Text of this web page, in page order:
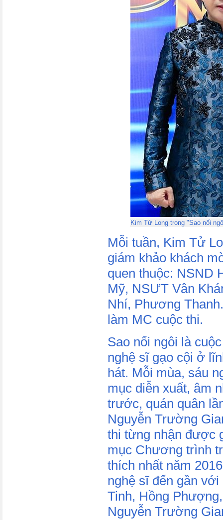
Kim Tử Long trong "Sao nối
Mỗi tuần, Kim Tử
giám khảo khách
quen thuộc: NSND
Mỹ, NSƯT Vân
Nhí, Phương
làm MC cuộc thi.
Sao nối ngôi là
nghệ sĩ gạo cội ở
hát. Mỗi mùa, sáu
mục diễn xuất, âm
trước, quán quân
Nguyễn Trường
thi từng nhận được
mục Chương trình
thích nhất năm
nghệ sĩ đến gần
Tinh, Hồng
Nguyễn Trường